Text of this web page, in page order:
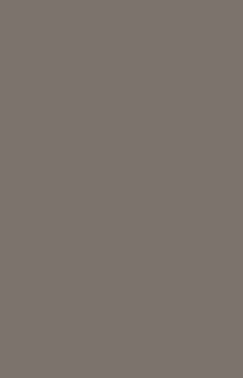
din hudtype og
holder den sund
at finde de
&
til dig
til din hud
hud